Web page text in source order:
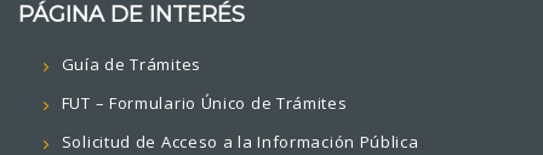
PÁGINA DE INTERÉS
Guía de Trámites
FUT – Formulario Único de Trámites
Solicitud de Acceso a la Información Pública